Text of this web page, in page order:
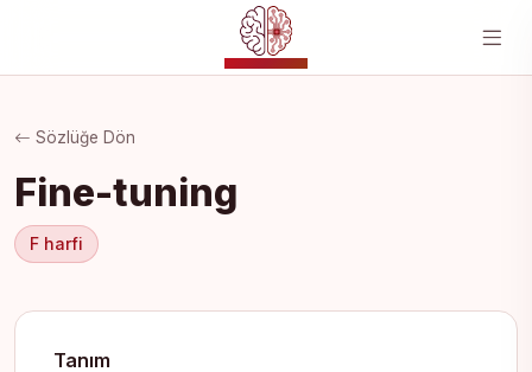
Sözlüğe Dön
Fine-tuning
F harfi
Tanım